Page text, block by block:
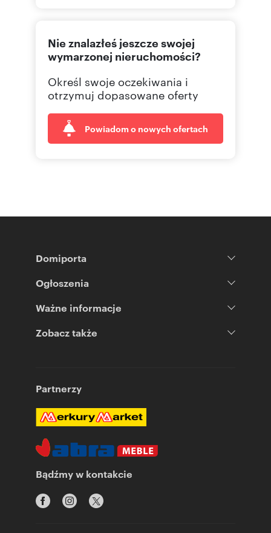
Nie znalazłeś jeszcze swojej
wymarzonej nieruchomości?
Określ swoje oczekiwania i
otrzymuj dopasowane oferty
Powiadom o nowych ofertach
Domiporta
Ogłoszenia
Ważne informacje
Zobacz także
Partnerzy
Bądźmy w kontakcie